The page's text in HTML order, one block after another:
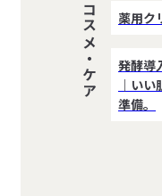
コスメ・ケア 薬用ク
発酵導
｜い
準備。